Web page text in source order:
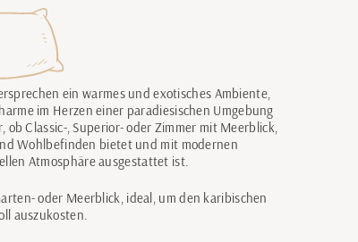
ein warmes und exotisches Ambiente,
im Herzen einer paradiesischen Umgebung
Classic-, Superior- oder Zimmer mit Meerblick,
Wohlbefinden bietet und mit modernen
Atmosphäre ausgestattet ist.
oder Meerblick, ideal, um den karibischen
auszukosten.